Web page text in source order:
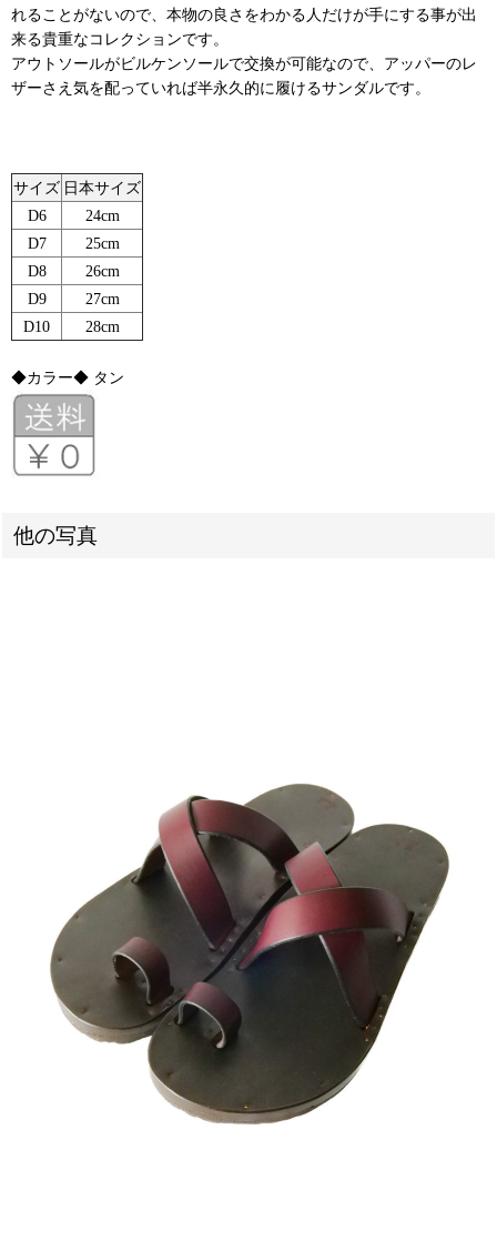
れることがないので、本物の良さをわかる人だけが手にする事が出
来る貴重なコレクションです。
アウトソールがビルケンソールで交換が可能なので、アッパーのレ
ザーさえ気を配っていれば半永久的に履けるサンダルです。
サイズ 日本サイズ
D6
24cm
D7
25cm
D8
26cm
D9
27cm
D10
28cm
◆カラー◆ タン
他の写真